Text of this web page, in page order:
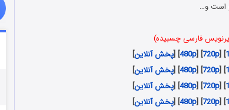
است و…
فارسی چسبیده)
] [
720p
] [
480p
] [پخش آنلاین]
] [
720p
] [
480p
] [پخش آنلاین]
] [
720p
] [
480p
] [پخش آنلاین]
] [
720p
] [
480p
] [پخش آنلاین]